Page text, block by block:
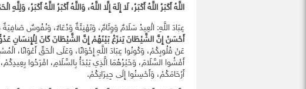
اللَّهُ أَكْبَرُ اللَّهُ أَكْبَرُ، لَا إِلَهَ إِلَّا اللَّهُ، وَاللَّهُ أَكْبَرُ اللَّهُ أَكْبَرُ، وَلِلَّهِ
عِبَادَ اللَّهِ: الْعِيدُ سَلَامٌ وَوِئَامٌ، وَتَهْنِئَةٌ وَدُعَاءٌ، وَنُفُوسٌ
أَحْسَنُ إِنَّ الشَّيْطَانَ يَنزَغُ بَيْنَهُمْ إِنَّ الشَّيْطَانَ كَانَ لِلْإِنسَانِ
عَنْ قُلُوبِكُمْ، وَكُونُوا عِبَادَ اللَّهِ إِخْوَانًا، وَعَلَى الْحَقِّ أَعْوَانًا،
أَفْشُوا السَّلَامَ، وَخَيْرُهُمَا الَّذِي يَبْدَأُ بِالسَّلَامِ، افْرَحُوا
أَرْحَامَكُمْ، وَأَحْسِنُوا إِلَى جِيرَانِكُمْ.